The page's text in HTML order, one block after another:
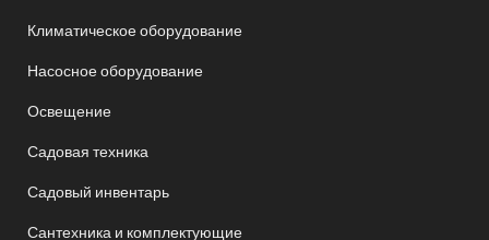
Климатическое оборудование
Насосное оборудование
Освещение
Садовая техника
Садовый инвентарь
Сантехника и комплектующие